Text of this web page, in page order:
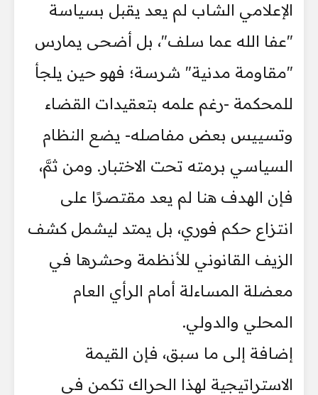
الإعلامي الشاب لم يعد يقبل بسياسة
"عفا الله عما سلف"، بل أضحى يمارس
"مقاومة مدنية" شرسة؛ فهو حين يلجأ
للمحكمة -رغم علمه بتعقيدات القضاء
وتسييس بعض مفاصله- يضع النظام
السياسي برمته تحت الاختبار. ومن ثمَّ،
فإن الهدف هنا لم يعد مقتصرًا على
انتزاع حكم فوري، بل يمتد ليشمل كشف
الزيف القانوني للأنظمة وحشرها في
معضلة المساءلة أمام الرأي العام
المحلي والدولي.
إضافة إلى ما سبق، فإن القيمة
الاستراتيجية لهذا الحراك تكمن في